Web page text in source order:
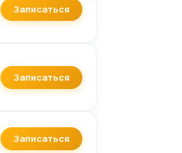
Записаться
Записаться
Записаться